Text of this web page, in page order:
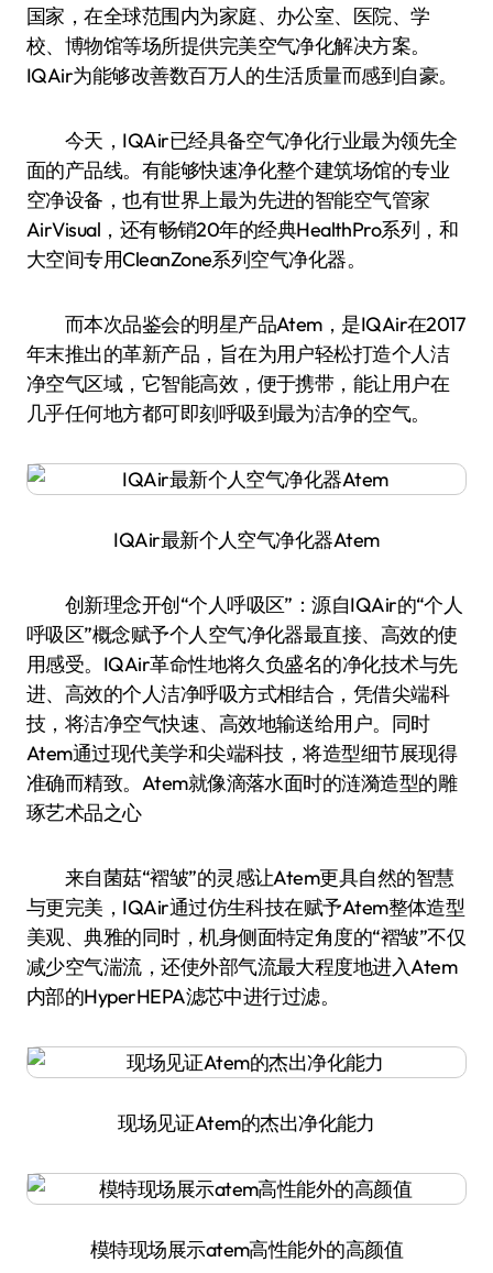
国家，在全球范围内为家庭、办公室、医院、学
校、博物馆等场所提供完美空气净化解决方案。
IQAir为能够改善数百万人的生活质量而感到自豪。
今天，IQAir已经具备空气净化行业最为领先全
面的产品线。有能够快速净化整个建筑场馆的专业
空净设备，也有世界上最为先进的智能空气管家
AirVisual，还有畅销20年的经典HealthPro系列，和
大空间专用CleanZone系列空气净化器。
而本次品鉴会的明星产品Atem，是IQAir在2017
年末推出的革新产品，旨在为用户轻松打造个人洁
净空气区域，它智能高效，便于携带，能让用户在
几乎任何地方都可即刻呼吸到最为洁净的空气。
IQAir最新个人空气净化器Atem
创新理念开创“个人呼吸区”：源自IQAir的“个人
呼吸区”概念赋予个人空气净化器最直接、高效的使
用感受。IQAir革命性地将久负盛名的净化技术与先
进、高效的个人洁净呼吸方式相结合，凭借尖端科
技，将洁净空气快速、高效地输送给用户。同时
Atem通过现代美学和尖端科技，将造型细节展现得
准确而精致。Atem就像滴落水面时的涟漪造型的雕
琢艺术品之心
来自菌菇“褶皱”的灵感让Atem更具自然的智慧
与更完美，IQAir通过仿生科技在赋予Atem整体造型
美观、典雅的同时，机身侧面特定角度的“褶皱”不仅
减少空气湍流，还使外部气流最大程度地进入Atem
内部的HyperHEPA滤芯中进行过滤。
现场见证Atem的杰出净化能力
模特现场展示atem高性能外的高颜值